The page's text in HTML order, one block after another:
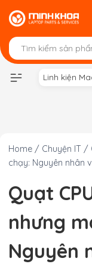
Skip
to
content
Linh kiện
Home / Chuyện IT /
chạy: Nguyên nhân
Quạt
nhưng
Nguyên